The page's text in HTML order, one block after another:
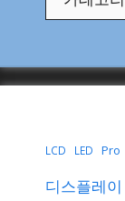
LCD LED Pro
디스플레이